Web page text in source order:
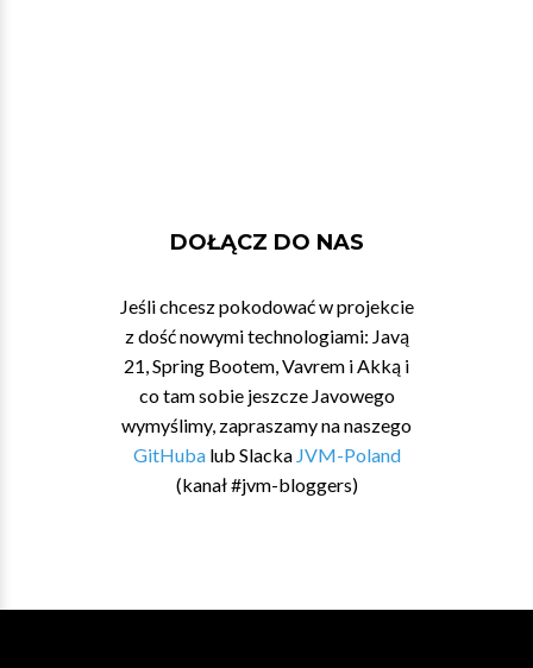
DOŁĄCZ DO NAS
Jeśli chcesz pokodować w projekcie
z dość nowymi technologiami: Javą
21, Spring Bootem, Vavrem i Akką i
co tam sobie jeszcze Javowego
wymyślimy, zapraszamy na naszego
GitHubalub Slacka JVM-Poland
(kanał #jvm-bloggers)